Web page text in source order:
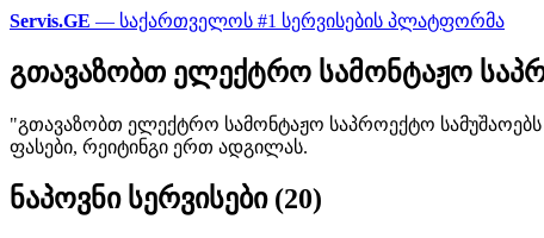
Servis.GE — საქართველოს #1 სერვისების პლატფორმა
გთავაზობთ ელექტრო სამონტაჟო
"გთავაზობთ ელექტრო სამონტაჟო საპროექტო
ფასები, რეიტინგი ერთ ადგილას.
ნაპოვნი სერვისები (20)